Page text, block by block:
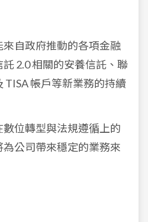
來自政府推動的各項金融
2.0 相關的安養信託、聯
TISA 帳戶等新業務的持續
位轉型與法規遵循上的
公司帶來穩定的業務來